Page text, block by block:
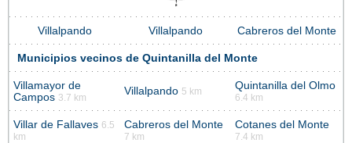
Villalpando Villalpando Cabreros del Monte
Municipios vecinos de Quintanilla del Monte
Villamayor de
Campos 3.7 km
Villalpando 5 km Quintanilla del Olmo
6.4 km
Villar de Fallaves 6.5
km
Cabreros del Monte
7 km
Cotanes del Monte
7.4 km